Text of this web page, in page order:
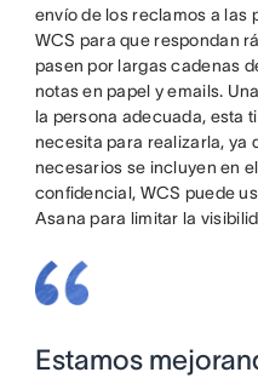
envío de los reclamos a las
WCS para que respondan
pasen por largas cadenas
notas en papel y emails.
la persona adecuada, esta
necesita para realizarla, ya
necesarios se incluyen en
confidencial, WCS puede
Asana para limitar la
Estamos